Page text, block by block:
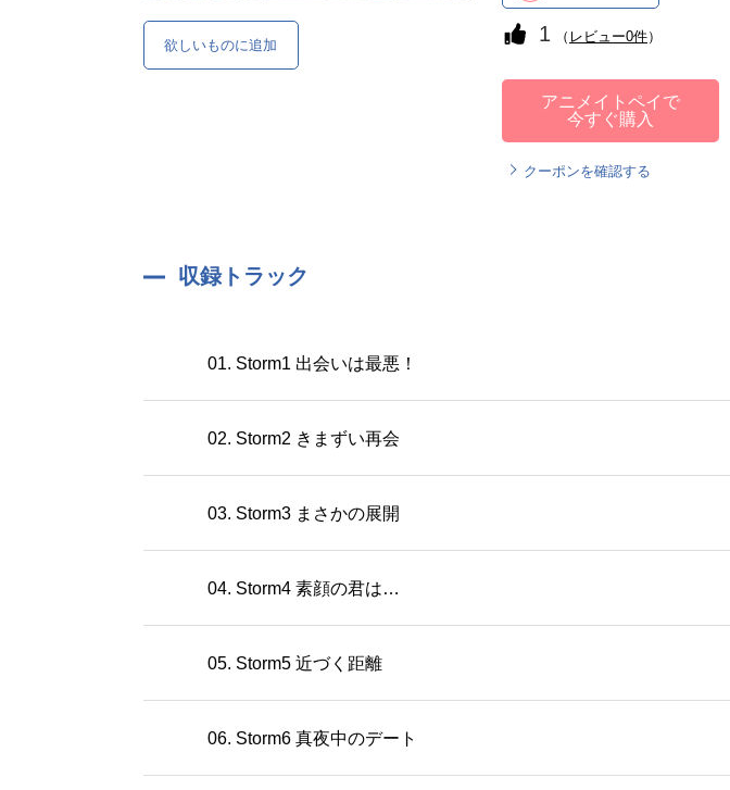
欲しいものに追加 1 （ レビュー0件）
アニメイトペイで
今すぐ購入
クーポンを確認する
収録トラック
01. Storm1 出会いは最悪！
02. Storm2 きまずい再会
03. Storm3 まさかの展開
04. Storm4 素顔の君は…
05. Storm5 近づく距離
06. Storm6 真夜中のデート